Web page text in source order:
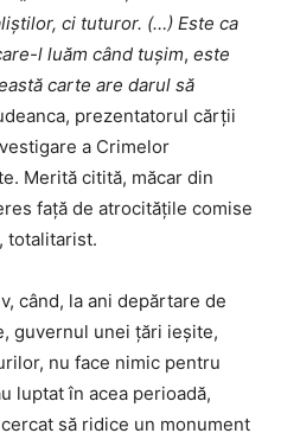
ci tuturor. (…) Este ca
l luăm când tușim, este
carte are darul să
prezentatorul cărții
a Crimelor
Merită citită, măcar din
față de atrocitățile comise
totalitarist.
când, la ani depărtare de
guvernul unei țări ieșite,
nu face nimic pentru
luptat în acea perioadă,
să ridice un monument